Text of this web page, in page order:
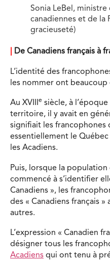
Sonia LeBel,
canadiennes et de la
gracieuseté)
De Canadiens français à
L’identité des
les nommer ont
Au XVIII e siècle, à
territoire, il y avait en
signifiait les francophones
essentiellement le
les Acadiens.
Puis, lorsque la population
commencé à s’identifier
Canadiens », les
des « Canadiens français
autres.
L’expression « Canadien
désigner tous les
Acadiens qui ont tenu à